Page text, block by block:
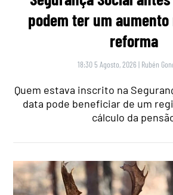
podem ter um
reforma
18:30 5 Agosto, 2026 | Rubén
Quem estava inscrito na
data pode beneficiar de um
cálculo da